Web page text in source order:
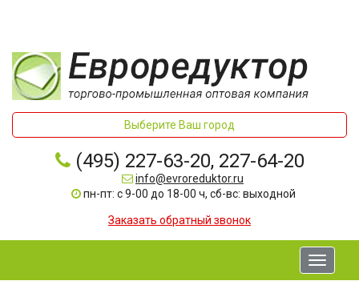
Выберите Ваш город
(495) 227-63-20, 227-64-20
info@evroreduktor.ru
пн-пт: с 9-00 до 18-00 ч, сб-вс: выходной
Заказать обратный звонок
Toggle